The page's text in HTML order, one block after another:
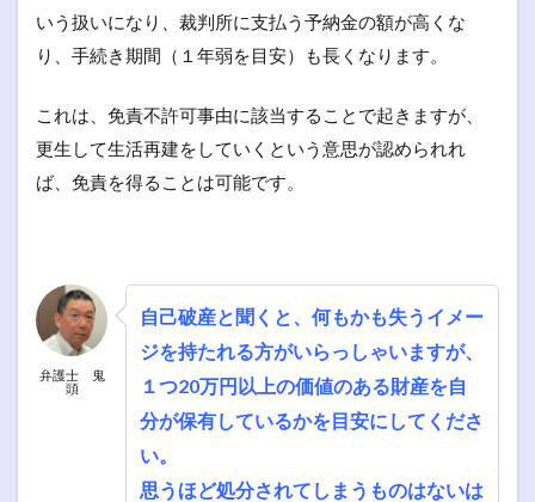
いう扱いになり、裁判所に支払う予納金の額が高くな
り、手続き期間（１年弱を目安）も長くなります。
これは、免責不許可事由に該当することで起きますが、
更生して生活再建をしていくという意思が認められれ
ば、免責を得ることは可能です。
弁護士 鬼
頭
自己破産と聞くと、何もかも失うイメー
ジを持たれる方がいらっしゃいますが、
１つ20万円以上の価値のある財産を自
分が保有しているかを目安にしてくださ
い。
思うほど処分されてしまうものはないは